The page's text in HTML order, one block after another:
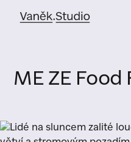
ME ZE Food